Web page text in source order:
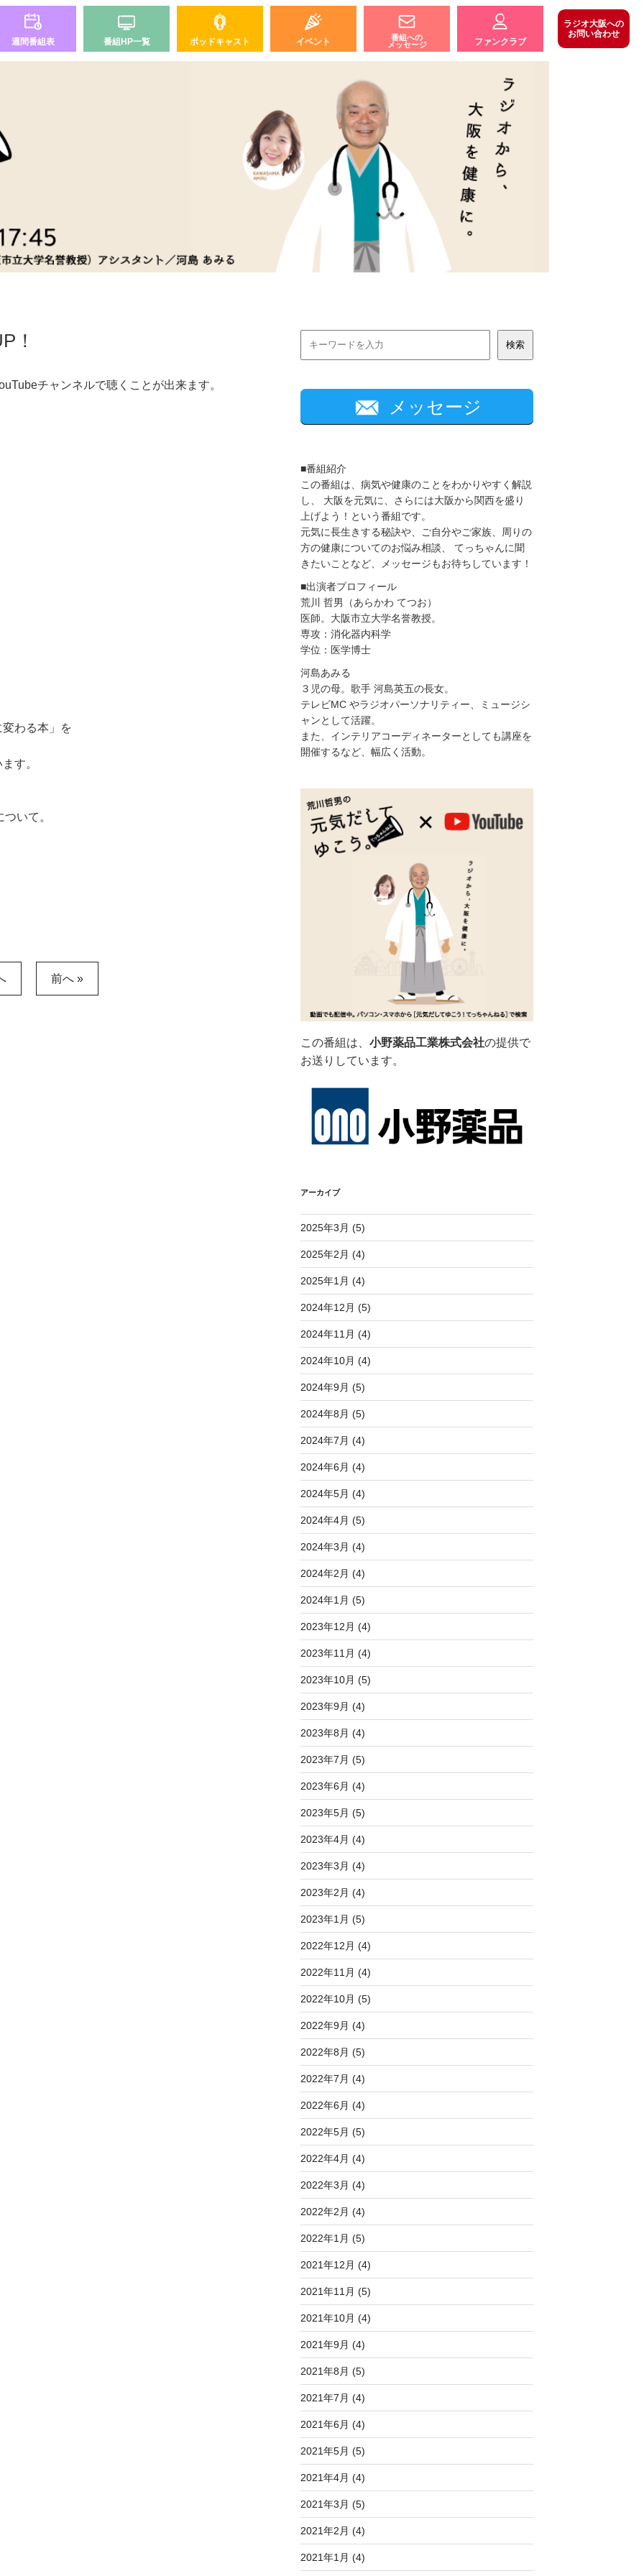
週間番組表 番組HP一覧 ポッドキャスト イベント
番組への
メッセージ
ファンクラブ
ラジオ大阪への
お問い合わせ
！
チャンネルで聴くことが出来ます。
わる本」を
す。
いて。
前へ »
メッセージ
■番組紹介
この番組は、病気や健康のことをわかりやすく解説
し、 大阪を元気に、さらには大阪から関西を盛り
上げよう！という番組です。
元気に長生きする秘訣や、ご自分やご家族、周りの
方の健康についてのお悩み相談、 てっちゃんに聞
きたいことなど、メッセージもお待ちしています！
■出演者プロフィール
荒川 哲男（あらかわ てつお）
医師。大阪市立大学名誉教授。
専攻：消化器内科学
学位：医学博士
河島あみる
３児の母。歌手 河島英五の長女。
テレビMC やラジオパーソナリティー、ミュージシ
ャンとして活躍。
また、インテリアコーディネーターとしても講座を
開催するなど、幅広く活動。
この番組は、小野薬品工業株式会社の提供で
お送りしています。
アーカイブ
2025年3月 (5)
2025年2月 (4)
2025年1月 (4)
2024年12月 (5)
2024年11月 (4)
2024年10月 (4)
2024年9月 (5)
2024年8月 (5)
2024年7月 (4)
2024年6月 (4)
2024年5月 (4)
2024年4月 (5)
2024年3月 (4)
2024年2月 (4)
2024年1月 (5)
2023年12月 (4)
2023年11月 (4)
2023年10月 (5)
2023年9月 (4)
2023年8月 (4)
2023年7月 (5)
2023年6月 (4)
2023年5月 (5)
2023年4月 (4)
2023年3月 (4)
2023年2月 (4)
2023年1月 (5)
2022年12月 (4)
2022年11月 (4)
2022年10月 (5)
2022年9月 (4)
2022年8月 (5)
2022年7月 (4)
2022年6月 (4)
2022年5月 (5)
2022年4月 (4)
2022年3月 (4)
2022年2月 (4)
2022年1月 (5)
2021年12月 (4)
2021年11月 (5)
2021年10月 (4)
2021年9月 (4)
2021年8月 (5)
2021年7月 (4)
2021年6月 (4)
2021年5月 (5)
2021年4月 (4)
2021年3月 (5)
2021年2月 (4)
2021年1月 (4)